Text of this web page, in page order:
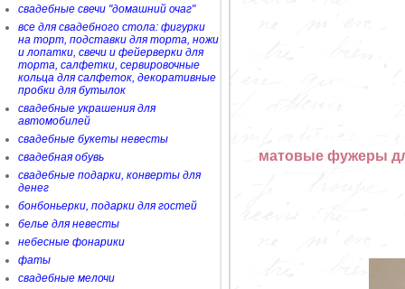
свадебные свечи "домашний очаг"
все для свадебного стола: фигурки
на торт, подставки для торта, ножи
и лопатки, свечи и фейерверки для
торта, салфетки, сервировочные
кольца для салфеток, декоративные
пробки для бутылок
свадебные украшения для
автомобилей
свадебные букеты невесты
свадебная обувь
свадебные подарки, конверты для
денег
бонбоньерки, подарки для гостей
белье для невесты
небесные фонарики
фаты
свадебные мелочи
матовые фужеры